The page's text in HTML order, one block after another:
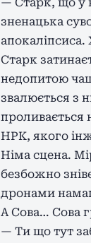
зненацька
Старк
недопитою
звалюється з
проливається
НРК, якого
Німа сцена.
безбожно
дронами
А Сова… Сова
— Ти що тут